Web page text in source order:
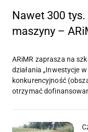
Nawet 300
maszyny –
ARiMR zaprasza na
działania „Inwestycje
konkurencyjność
otrzymać